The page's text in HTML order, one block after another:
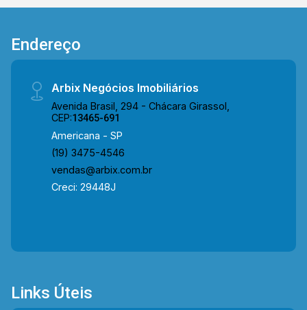
Endereço
Arbix Negócios Imobiliários
Avenida Brasil, 294 - Chácara Girassol,
CEP:13465-691
Americana - SP
(19) 3475-4546
vendas@arbix.com.br
Creci: 29448J
Links Úteis